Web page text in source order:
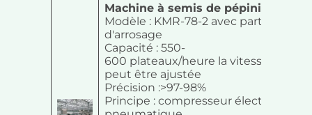
Machine à semis de pépinière
Modèle : KMR-78-2 avec partie
d'arrosage
Capacité : 550-
600 plateaux/heure la vitesse du
peut être ajustée
Précision :>97-98%
Principe : compresseur électrique et